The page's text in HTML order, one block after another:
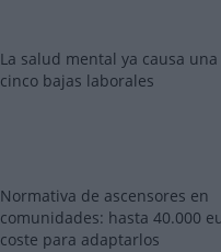
La salud mental ya causa
cinco bajas laborales
Normativa de ascensores en
comunidades: hasta 40.000
coste para adaptarlos